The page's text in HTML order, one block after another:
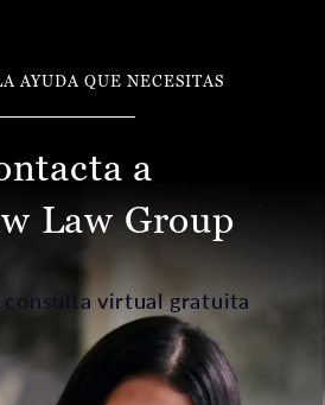
AYUDA QUE NECESITAS
a
Law Group
consulta virtual gratuita